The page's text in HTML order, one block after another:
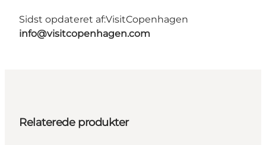
Sidst opdateret af:VisitCopenhagen
info@visitcopenhagen.com
Relaterede produkter